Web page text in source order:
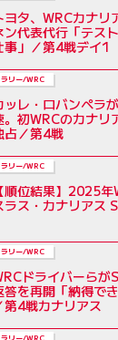
ヨタ、WRCカナリ
ン代表代行「テス
事」／第4戦デイ1
ラリー/WRC
ッレ・ロバンペラ
。初WRCのカナリ
占／第4戦
ラリー/WRC
【順位結果】2025
ラス・カナリアス
ラリー/WRC
ドライバーらが
答を再開「納得で
第4戦カナリアス
ラリー/WRC